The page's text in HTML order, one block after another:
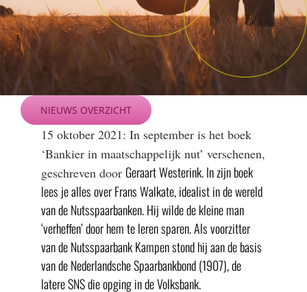
NIEUWS OVERZICHT
15 oktober 2021: In september is het boek
‘Bankier in maatschappelijk nut’ verschenen,
geschreven door Geraart Westerink. In zijn boek
lees je alles over Frans Walkate, idealist in de wereld
van de Nutsspaarbanken. Hij wilde de kleine man
‘verheffen’ door hem te leren sparen. Als voorzitter
van de Nutsspaarbank Kampen stond hij aan de basis
van de Nederlandsche Spaarbankbond (1907), de
latere SNS die opging in de Volksbank.